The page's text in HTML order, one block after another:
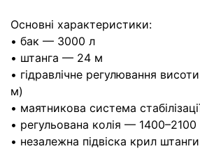
Основні характеристики:
• бак — 3000 л
• штанга — 24 м
• гідравлічне регулювання
м)
• маятникова система
• регульована колія —
• незалежна підвіска крил штанги